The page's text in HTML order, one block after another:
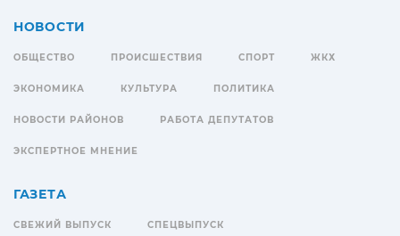
НОВОСТИ
ОБЩЕСТВО ПРОИСШЕСТВИЯ СПОРТ ЖКХ
ЭКОНОМИКА КУЛЬТУРА ПОЛИТИКА
НОВОСТИ РАЙОНОВ РАБОТА ДЕПУТАТОВ
ЭКСПЕРТНОЕ МНЕНИЕ
ГАЗЕТА
СВЕЖИЙ ВЫПУСК СПЕЦВЫПУСК